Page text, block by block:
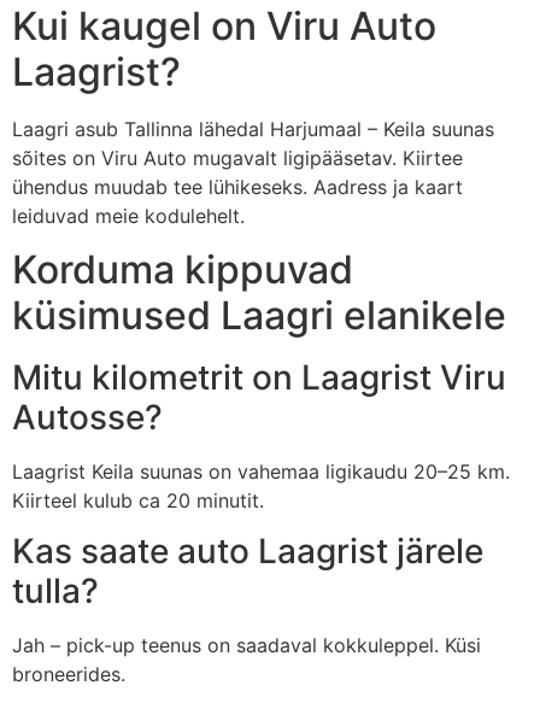
Kui kaugel on Viru Auto
Laagrist?
Laagri asub Tallinna lähedal Harjumaal – Keila suunas
sõites on Viru Auto mugavalt ligipääsetav. Kiirtee
ühendus muudab tee lühikeseks. Aadress ja kaart
leiduvad meie kodulehelt.
Korduma kippuvad
küsimused Laagri elanikele
Mitu kilometrit on Laagrist Viru
Autosse?
Laagrist Keila suunas on vahemaa ligikaudu 20–25 km.
Kiirteel kulub ca 20 minutit.
Kas saate auto Laagrist järele
tulla?
Jah – pick-up teenus on saadaval kokkuleppel. Küsi
broneerides.